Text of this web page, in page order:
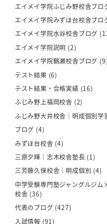
エイメイ学院ふじみ野校舎ブロ
エイメイ学院みずほ台校舎ブロ
エイメイ学院水谷校舎ブログ
エイメイ学院説明 (2)
エイメイ学院鶴瀬校舎ブログ (9)
テスト結果 (6)
テスト結果・合格実績 (16)
ふじみ野上福岡校舎 (2)
ふじみ野大井校舎｜明成個別学
ブログ (4)
みずほ台校舎 (4)
三原夕輝｜志木校舎塾長 (1)
三芳藤久保校舎｜明成個別 (4)
中学受験専門塾ジャングルジ
校舎 (36)
代表のブログ (427)
入試情報 (91)